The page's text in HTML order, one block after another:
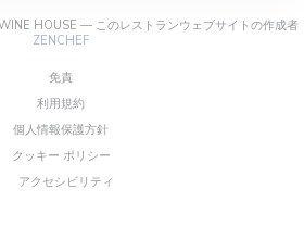
HOUSE — このレストランウェブサイトの作成者
ZENCHEF((新しいウィンドウで開きます))
免責
利用規約
個人情報保護方針((新しいウィンドウで開きます))
クッキー ポリシー((新しいウィンドウで開きます))
アクセシビリティ